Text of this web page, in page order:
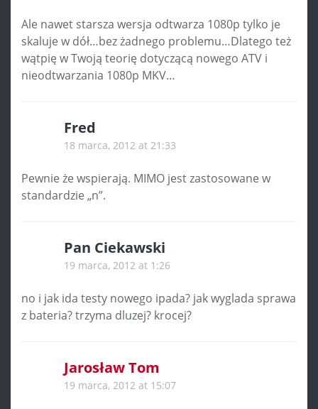
Ale nawet starsza wersja odtwarza 1080p tylko je
skaluje w dół…bez żadnego problemu…Dlatego też
wątpię w Twoją teorię dotyczącą nowego ATV i
nieodtwarzania 1080p MKV…
Fred
18 marca, 2012 at 21:33
Pewnie że wspierają. MIMO jest zastosowane w
standardzie „n”.
Pan Ciekawski
19 marca, 2012 at 1:26
no i jak ida testy nowego ipada? jak wyglada sprawa
z bateria? trzyma dluzej? krocej?
Jarosław Tom
19 marca, 2012 at 15:07